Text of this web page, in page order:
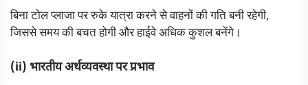
बिना टोल प्लाजा पर रुके यात्रा करने से वाहनों की गति बनी रहेगी,
जिससे समय की बचत होगी और हाईवे अधिक कुशल बनेंगे।
(ii) भारतीय अर्थव्यवस्था पर प्रभाव